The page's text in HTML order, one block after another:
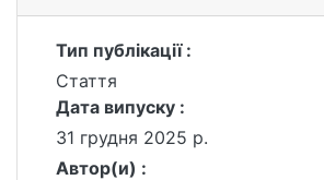
Тип публікації :
Стаття
Дата випуску :
31 грудня 2025 р.
Автор(и) :